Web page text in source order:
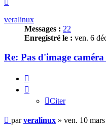
veralinux
Messages : 22
Enregistré le : ven. 6
Re: Pas d'image
Citer
Message
parveralinux » ven. 10